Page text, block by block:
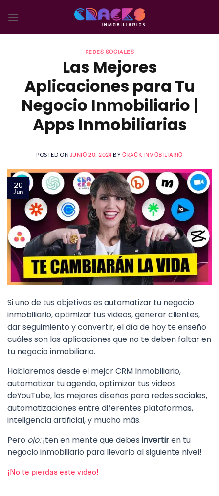
REDES SOCIALES
Las Mejores
Aplicaciones para Tu
Negocio Inmobiliario |
Apps Inmobiliarias
POSTED ON JUNIO 20, 2024 BY CRACK INMOBILIARIO
20
Jun
Si uno de tus objetivos es automatizar tu negocio
inmobiliario, optimizar tus videos, generar clientes,
dar seguimiento y convertir, el día de hoy te enseño
cuáles son las aplicaciones que no te deben faltar en
tu negocio inmobiliario.
Hablaremos desde el mejor CRM Inmobiliario,
automatizar tu agenda, optimizar tus videos
deYouTube, los mejores diseños para redes sociales,
automatizaciones entre diferentes plataformas,
inteligencia artificial, y mucho más.
Pero ojo:¡ten en mente que debes invertiren tu
negocio inmobiliario para llevarlo al siguiente nivel!
¡No te pierdas este video!